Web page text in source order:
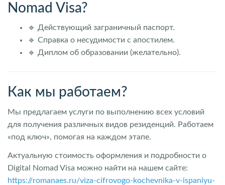
Nomad Visa?
🔹 Действующий заграничный паспорт.
🔹 Справка о несудимости с апостилем.
🔹 Диплом об образовании (желательно).
Как мы работаем?
Мы предлагаем услуги по выполнению всех условий
для получения различных видов резиденций. Работаем
«под ключ», помогая на каждом этапе.
Актуальную стоимость оформления и подробности о
Digital Nomad Visa можно найти на нашем сайте:
https://romanaes.ru/viza-cifrovogo-kochevnika-v-ispaniyu-